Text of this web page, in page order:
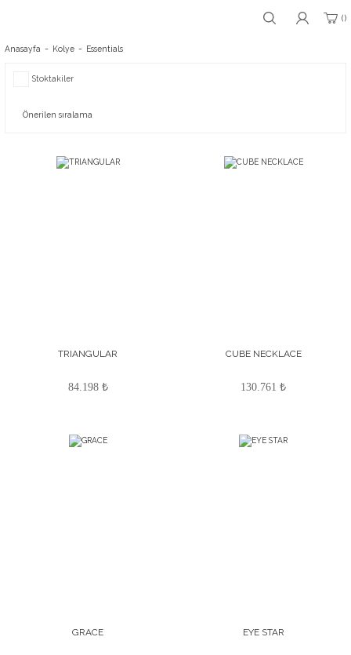
Anasayfa Kolye Essentials
Stoktakiler
TRIANGULAR
84.198 ₺
CUBE NECKLACE
130.761 ₺
GRACE EYE STAR